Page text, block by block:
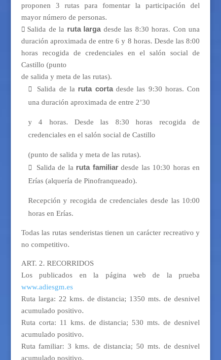
proponen 3 rutas para fomentar la participación del
mayor número de personas.
 Salida de la ruta larga desde las 8:30 horas. Con una
duración aproximada de entre 6 y 8 horas. Desde las 8:00
horas recogida de credenciales en el salón social de
Castillo (punto
de salida y meta de las rutas).
 Salida de la ruta cortadesde las 9:30 horas. Con
una duración aproximada de entre 2’30
y 4 horas. Desde las 8:30 horas recogida de
credenciales en el salón social de Castillo
(punto de salida y meta de las rutas).
 Salida de la ruta familiardesde las 10:30 horas en
Erías (alquería de Pinofranqueado).
Recepción y recogida de credenciales desde las 10:00
horas en Erías.
Todas las rutas senderistas tienen un carácter recreativo y
no competitivo.
ART. 2. RECORRIDOS
Los publicados en la página web de la prueba
www.adiesgm.es
Ruta larga: 22 kms. de distancia; 1350 mts. de desnivel
acumulado positivo.
Ruta corta: 11 kms. de distancia; 530 mts. de desnivel
acumulado positivo.
Ruta familiar: 3 kms. de distancia; 50 mts. de desnivel
acumulado positivo.